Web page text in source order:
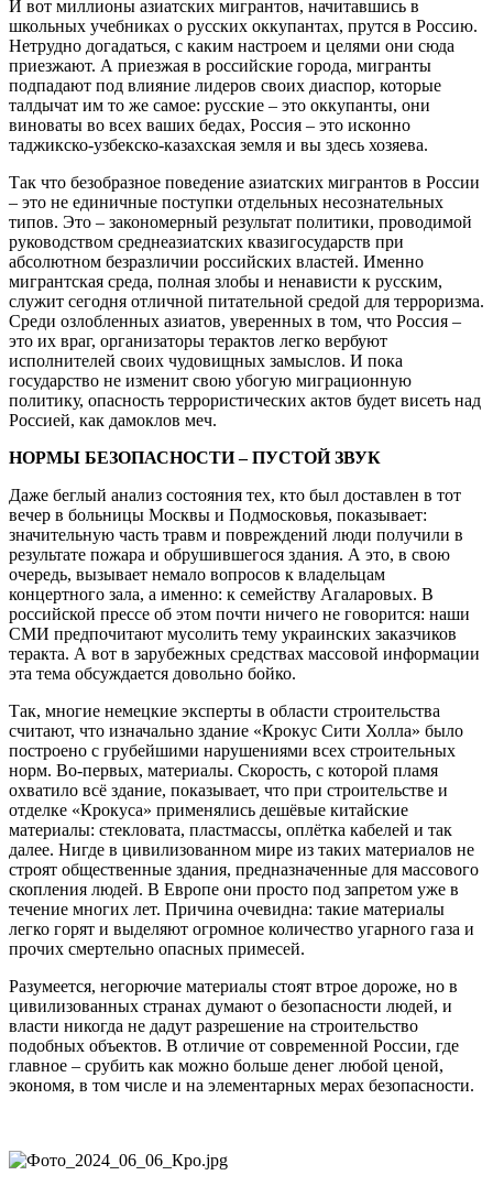
И вот миллионы азиатских мигрантов, начитавшись в
школьных учебниках о русских оккупантах, прутся в Россию.
Нетрудно догадаться, с каким настроем и целями они сюда
приезжают. А приезжая в российские города, мигранты
подпадают под влияние лидеров своих диаспор, которые
талдычат им то же самое: русские – это оккупанты, они
виноваты во всех ваших бедах, Россия – это исконно
таджикско-узбекско-казахская земля и вы здесь хозяева.
Так что безобразное поведение азиатских мигрантов в России
– это не единичные поступки отдельных несознательных
типов. Это – закономерный результат политики, проводимой
руководством среднеазиатских квазигосударств при
абсолютном безразличии российских властей. Именно
мигрантская среда, полная злобы и ненависти к русским,
служит сегодня отличной питательной средой для терроризма.
Среди озлобленных азиатов, уверенных в том, что Россия –
это их враг, организаторы терактов легко вербуют
исполнителей своих чудовищных замыслов. И пока
государство не изменит свою убогую миграционную
политику, опасность террористических актов будет висеть над
Россией, как дамоклов меч.
НОРМЫ БЕЗОПАСНОСТИ – ПУСТОЙ ЗВУК
Даже беглый анализ состояния тех, кто был доставлен в тот
вечер в больницы Москвы и Подмосковья, показывает:
значительную часть травм и повреждений люди получили в
результате пожара и обрушившегося здания. А это, в свою
очередь, вызывает немало вопросов к владельцам
концертного зала, а именно: к семейству Агаларовых. В
российской прессе об этом почти ничего не говорится: наши
СМИ предпочитают мусолить тему украинских заказчиков
теракта. А вот в зарубежных средствах массовой информации
эта тема обсуждается довольно бойко.
Так, многие немецкие эксперты в области строительства
считают, что изначально здание «Крокус Сити Холла» было
построено с грубейшими нарушениями всех строительных
норм. Во-первых, материалы. Скорость, с которой пламя
охватило всё здание, показывает, что при строительстве и
отделке «Крокуса» применялись дешёвые китайские
материалы: стекловата, пластмассы, оплётка кабелей и так
далее. Нигде в цивилизованном мире из таких материалов не
строят общественные здания, предназначенные для массового
скопления людей. В Европе они просто под запретом уже в
течение многих лет. Причина очевидна: такие материалы
легко горят и выделяют огромное количество угарного газа и
прочих смертельно опасных примесей.
Разумеется, негорючие материалы стоят втрое дороже, но в
цивилизованных странах думают о безопасности людей, и
власти никогда не дадут разрешение на строительство
подобных объектов. В отличие от современной России, где
главное – срубить как можно больше денег любой ценой,
экономя, в том числе и на элементарных мерах безопасности.